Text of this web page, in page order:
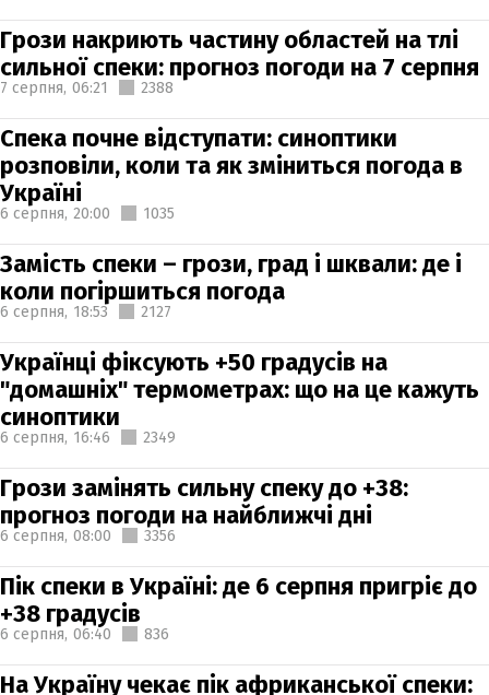
Грози накриють частину областей на тлі
сильної спеки: прогноз погоди на 7 серпня
7 серпня, 06:21 2388
Спека почне відступати: синоптики
розповіли, коли та як зміниться погода в
Україні
6 серпня, 20:00 1035
Замість спеки – грози, град і шквали: де і
коли погіршиться погода
6 серпня, 18:53 2127
Українці фіксують +50 градусів на
"домашніх" термометрах: що на це кажуть
синоптики
6 серпня, 16:46 2349
Грози замінять сильну спеку до +38:
прогноз погоди на найближчі дні
6 серпня, 08:00 3356
Пік спеки в Україні: де 6 серпня пригріє до
+38 градусів
6 серпня, 06:40 836
На Україну чекає пік африканської спеки: